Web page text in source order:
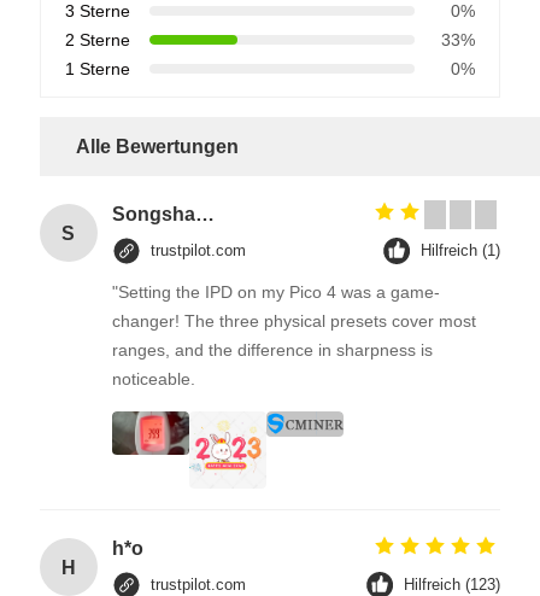
3 Sterne
0%
2 Sterne
33%
1 Sterne
0%
Alle Bewertungen
S
Songshang
trustpilot.com Hilfreich (1)
"Setting the IPD on my Pico 4 was a game-
changer! The three physical presets cover most
ranges, and the difference in sharpness is
noticeable.
H
h*o
trustpilot.com Hilfreich (123)